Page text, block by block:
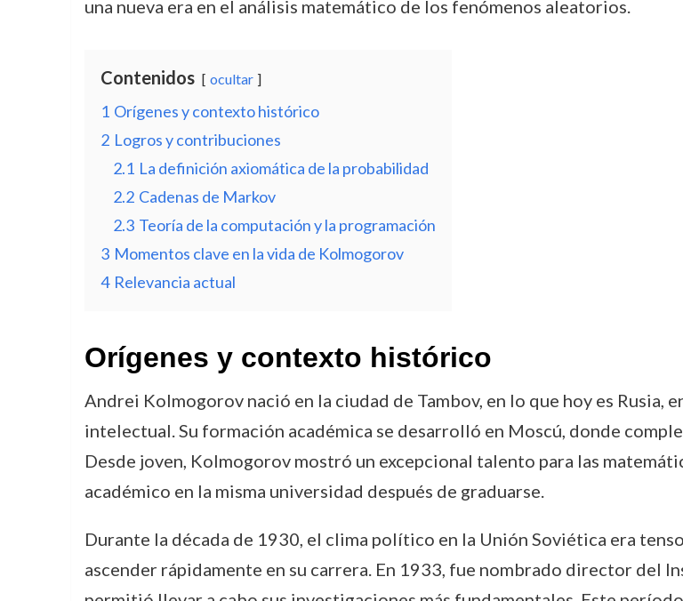
una nueva era en el análisis matemático de los fenómenos aleatorios.
Contenidos ocultar
1 Orígenes y contexto histórico
2 Logros y contribuciones
2.1 La definición axiomática de la probabilidad
2.2 Cadenas de Markov
2.3 Teoría de la computación y la programación
3 Momentos clave en la vida de Kolmogorov
4 Relevancia actual
Orígenes y contexto histórico
Andrei Kolmogorov nació en la ciudad de Tambov, en lo que hoy es Rusia,
intelectual. Su formación académica se desarrolló en Moscú, donde
Desde joven, Kolmogorov mostró un excepcional talento para las
académico en la misma universidad después de graduarse.
Durante la década de 1930, el clima político en la Unión Soviética era
ascender rápidamente en su carrera. En 1933, fue nombrado director del